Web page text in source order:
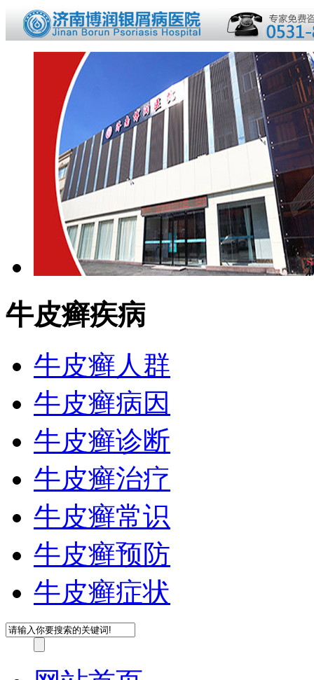
牛皮癣疾病
牛皮癣人群
牛皮癣病因
牛皮癣诊断
牛皮癣治疗
牛皮癣常识
牛皮癣预防
牛皮癣症状